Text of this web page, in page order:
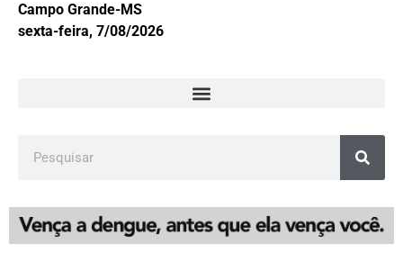
Campo Grande-MS
sexta-feira, 7/08/2026